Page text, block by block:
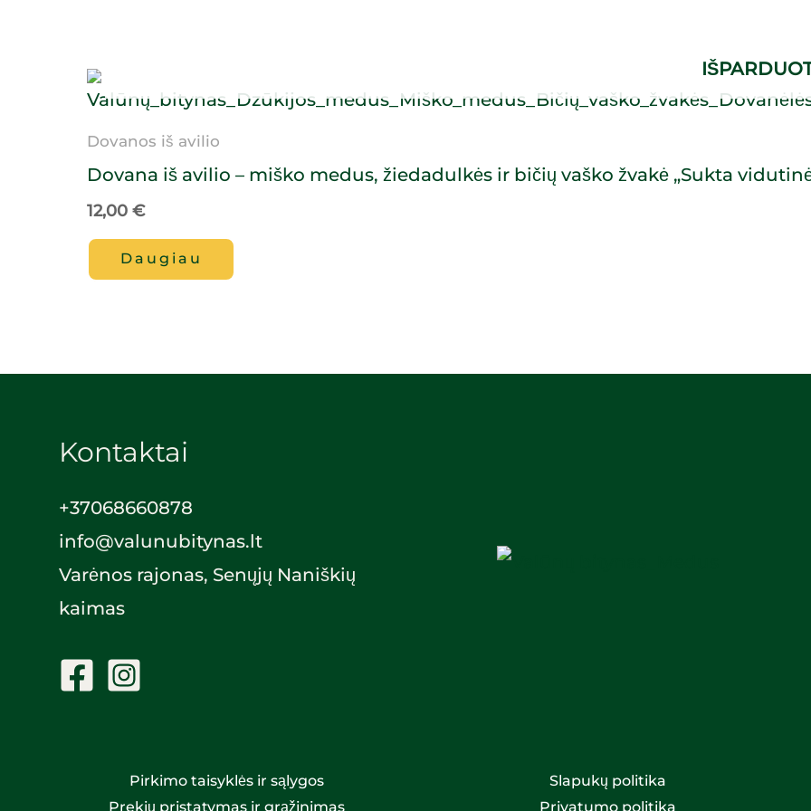
Dovanos iš avilio
Dovana iš avilio – miško medus, žiedadulkės ir bičių vaško žvakė „Sukta
12,00 €
Daugiau
Kontaktai
+37068660878
info@valunubitynas.lt
Varėnos rajonas, Senųjų Naniškių
kaimas
Pirkimo taisyklės ir sąlygos
Prekių pristatymas ir grąžinimas
Slapukų politika
Privatumo politika